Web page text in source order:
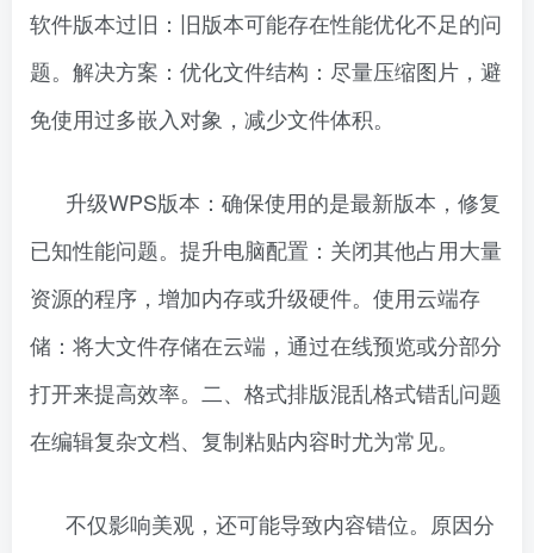
软件版本过旧：旧版本可能存在性能优化不足的问
题。解决方案：优化文件结构：尽量压缩图片，避
免使用过多嵌入对象，减少文件体积。
升级WPS版本：确保使用的是最新版本，修复
已知性能问题。提升电脑配置：关闭其他占用大量
资源的程序，增加内存或升级硬件。使用云端存
储：将大文件存储在云端，通过在线预览或分部分
打开来提高效率。二、格式排版混乱格式错乱问题
在编辑复杂文档、复制粘贴内容时尤为常见。
不仅影响美观，还可能导致内容错位。原因分